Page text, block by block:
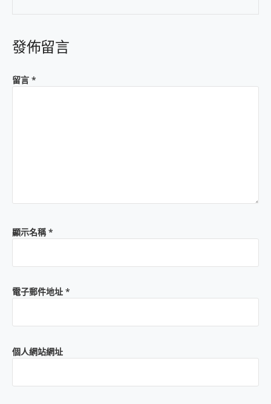
發佈留言
留言 *
顯示名稱*
電子郵件地址 *
個人網站網址